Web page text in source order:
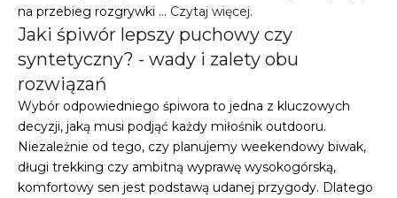
na przebieg rozgrywki … Czytaj więcej.
Jaki śpiwór lepszy puchowy czy
syntetyczny? - wady i zalety obu
rozwiązań
Wybór odpowiedniego śpiwora to jedna z kluczowych
decyzji, jaką musi podjąć każdy miłośnik outdooru.
Niezależnie od tego, czy planujemy weekendowy biwak,
długi trekking czy ambitną wyprawę wysokogórską,
komfortowy sen jest podstawą udanej przygody. Dlatego